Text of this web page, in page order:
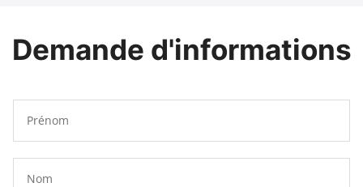
Demande d'informations
Prénom
Nom